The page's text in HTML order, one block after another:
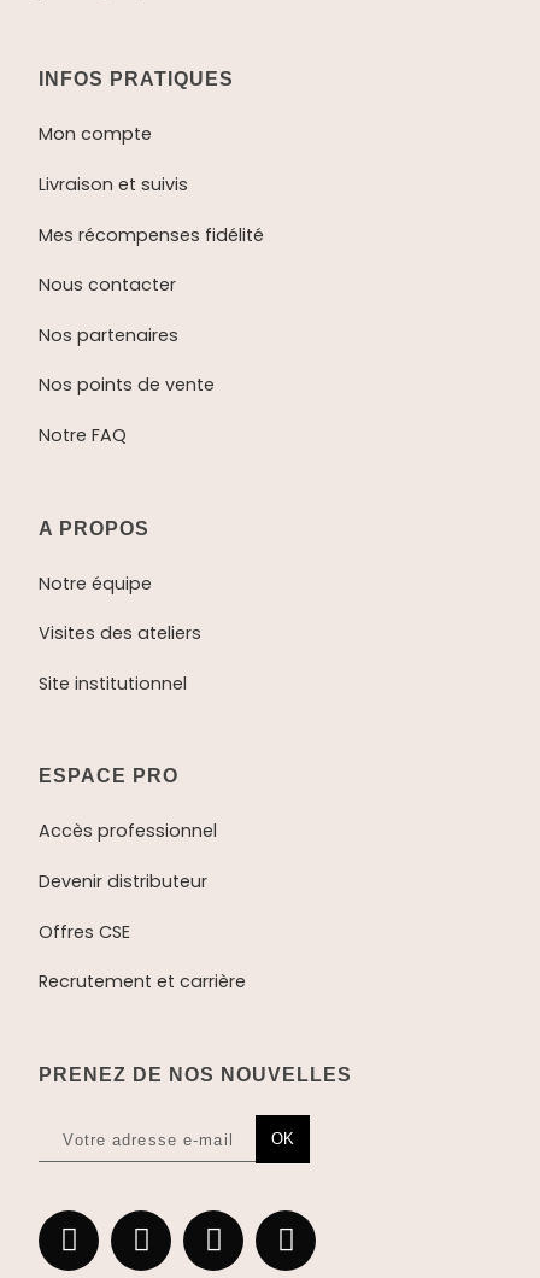
INFOS PRATIQUES
Mon compte
Livraison et suivis
Mes récompenses fidélité
Nous contacter
Nos partenaires
Nos points de vente
Notre FAQ
A PROPOS
Notre équipe
Visites des ateliers
Site institutionnel
ESPACE PRO
Accès professionnel
Devenir distributeur
Offres CSE
Recrutement et carrière
PRENEZ DE NOS NOUVELLES
OK